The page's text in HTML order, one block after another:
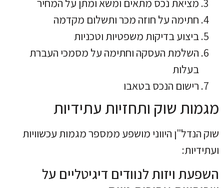
חתימה על חוזה מכר ותשלום מקדמה
ביצוע בדיקות משפטיות וטכניות
השלמת העסקה וחתימה על מסמכי העברת
בעלות
רישום הנכס בטאבו
מגמות שוק ותחזיות עתידיות
שוק הנדל"ן היווני מושפע ממספר מגמות עכשוויות
ועתידיות:
השפעת ויזות לנוודים דיגיטליים על